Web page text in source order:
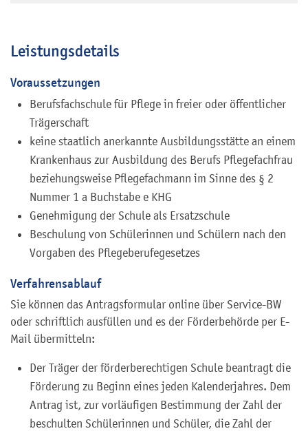
Leistungsdetails
Voraussetzungen
Berufsfachschule für Pflege in freier oder öffentlicher
Trägerschaft
keine staatlich anerkannte Ausbildungsstätte an einem
Krankenhaus zur Ausbildung des Berufs Pflegefachfrau
beziehungsweise Pflegefachmann im Sinne des § 2
Nummer 1 a Buchstabe e KHG
Genehmigung der Schule als Ersatzschule
Beschulung von Schülerinnen und Schülern nach den
Vorgaben des Pflegeberufegesetzes
Verfahrensablauf
Sie können das Antragsformular online über Service-BW
oder schriftlich ausfüllen und es der Förderbehörde per E-
Mail übermitteln:
Der Träger der förderberechtigen Schule beantragt die
Förderung zu Beginn eines jeden Kalenderjahres. Dem
Antrag ist, zur vorläufigen Bestimmung der Zahl der
beschulten Schülerinnen und Schüler, die Zahl der